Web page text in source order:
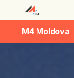
M4 Moldova